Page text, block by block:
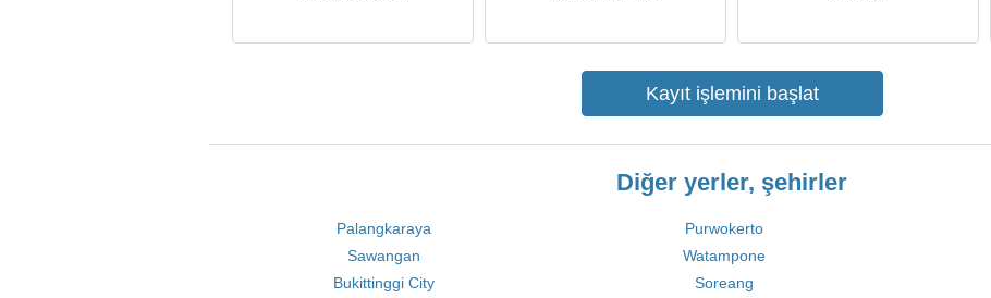
Kayıt işlemini başlat
Diğer yerler, şehirler
Palangkaraya Purwokerto
Sawangan
Watampone
Bukittinggi City
Soreang